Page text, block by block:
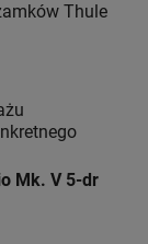
Thule
Mk. V 5-dr